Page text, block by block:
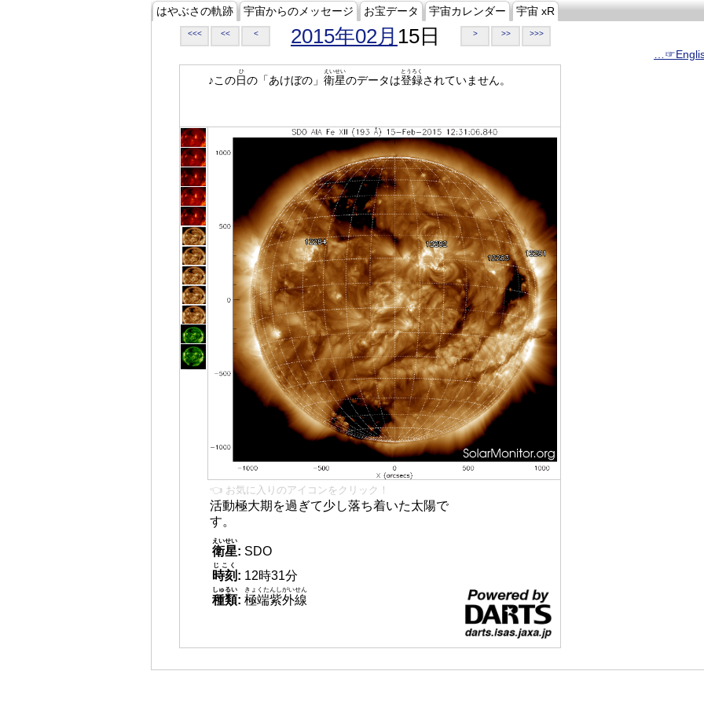
はやぶさの軌跡 宇宙からのメッセージ お宝データ 宇宙カレンダー 宇宙 xR
<<< << < 2015年02月 15日 > >> >>>
♪この日
ひ
の「あけぼの」 衛星
えいせい
のデータは登録
とうろく
されていません。
👈 お気に入りのアイコンをクリック！
活動極大期を過ぎて少し落ち着いた太陽で
す。
衛星
えいせい
: SDO
時刻
じこく
: 12時31分
種類
しゅるい
: 極端紫外線
きょくたんしがいせん